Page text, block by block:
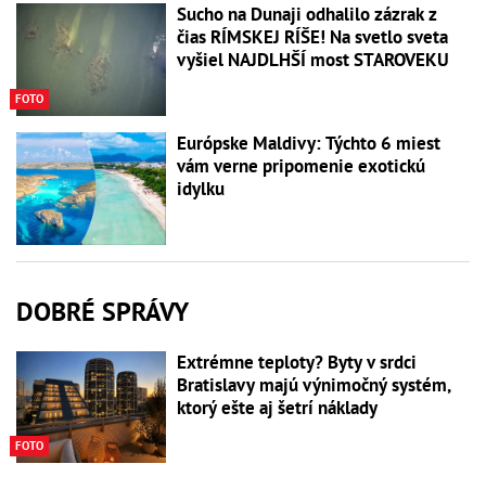
FOTO
Sucho na Dunaji odhalilo zázrak z
čias RÍMSKEJ RÍŠE! Na svetlo sveta
vyšiel NAJDLHŠÍ most STAROVEKU
Európske Maldivy: Týchto 6 miest
vám verne pripomenie exotickú
idylku
DOBRÉ SPRÁVY
FOTO
Extrémne teploty? Byty v srdci
Bratislavy majú výnimočný systém,
ktorý ešte aj šetrí náklady